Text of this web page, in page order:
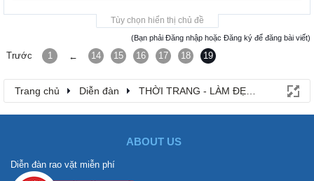
Tùy chọn hiển thị chủ đề
(Bạn phải Đăng nhập hoặc Đăng ký để đăng bài viết)
Trước 1 ← 14 15 16 17 18 19
Trang chủ Diễn đàn THỜI TRANG - LÀM ĐẸP - MỸ PHẨM
ABOUT US
Diễn đàn rao vặt miễn phí